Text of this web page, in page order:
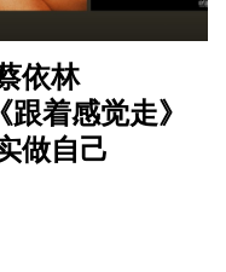
依林
跟着感觉走》
做自己